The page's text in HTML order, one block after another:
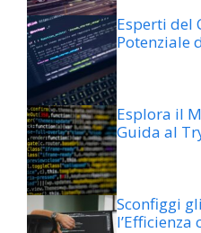
Esperti del
Potenziale
Esplora il
Guida al
Sconfiggi